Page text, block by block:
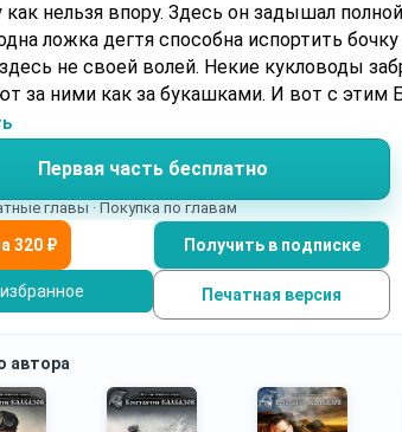
как нельзя впору. Здесь он задышал
ложка дегтя способна испортить
не своей волей. Некие кукловоды
за ними как за букашками. И вот с этим
был в шаге от ключей к родному миру.
плохая цифра. Бог любит троицу!
Первая часть бесплатно
главы · Покупка по главам
Получить в подписке
Печатная версия
автора